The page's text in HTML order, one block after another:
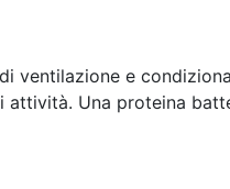
ventilazione e
attività. Una proteina